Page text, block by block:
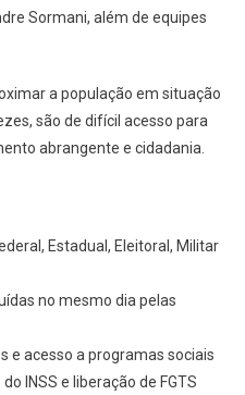
Sormani, além de equipes
a população em situação
são de difícil acesso para
abrangente e cidadania.
Estadual, Eleitoral, Militar
no mesmo dia pelas
e acesso a programas sociais
INSS e liberação de FGTS